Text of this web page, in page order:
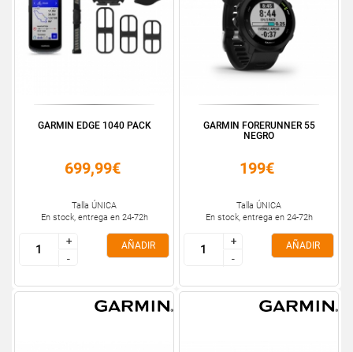
GARMIN EDGE 1040 PACK
699,99€
Talla ÚNICA
En stock, entrega en 24-72h
+
-
+
-
AÑADIR
GARMIN FORERUNNER 55
NEGRO
199€
Talla ÚNICA
En stock, entrega en 24-72h
+
-
+
-
AÑADIR